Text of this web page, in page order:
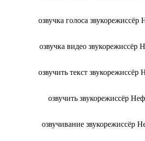
озвучка голоса звукорежиссёр
озвучка видео звукорежиссёр
озвучить текст звукорежиссёр
озвучить звукорежиссёр
озвучивание звукорежиссёр